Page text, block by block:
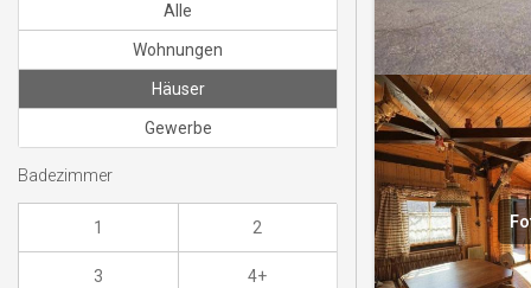
Alle
Wohnungen
Häuser
Gewerbe
Badezimmer
1 2
3 4+